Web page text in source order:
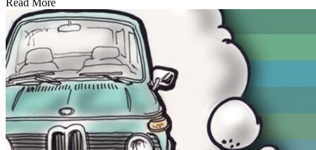
Read More